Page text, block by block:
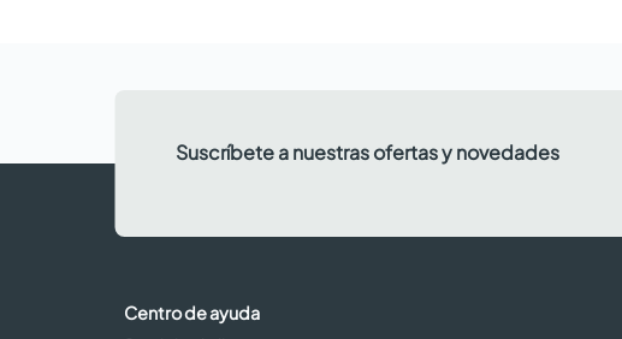
Suscríbete a nuestras ofertas y novedades
Centro de ayuda